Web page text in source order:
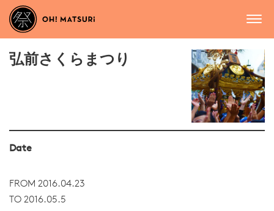
弘前さくらまつり
Date
FROM 2016.04.23
TO 2016.05.5